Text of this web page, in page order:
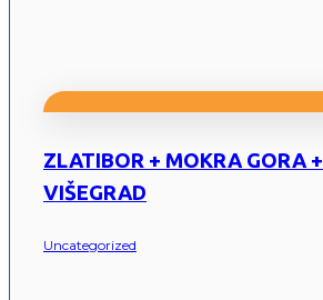
ZLATIBOR + MOKRA GORA +
VIŠEGRAD
Uncategorized